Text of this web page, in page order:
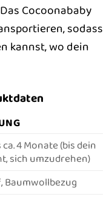
Das Cocoonababy
sodass
kannst, wo dein
4 Monate (bis dein
sich umzudrehen)
Baumwollbezug